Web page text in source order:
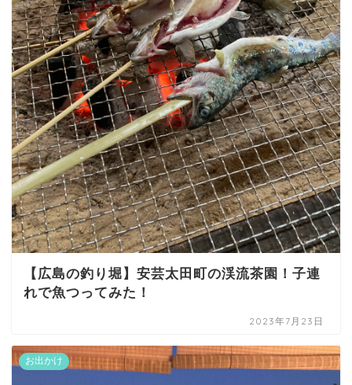
【広島の釣り堀】安芸太田町の渓流茶園！子連
れで魚つってみた！
2023年7月23日
お出かけ